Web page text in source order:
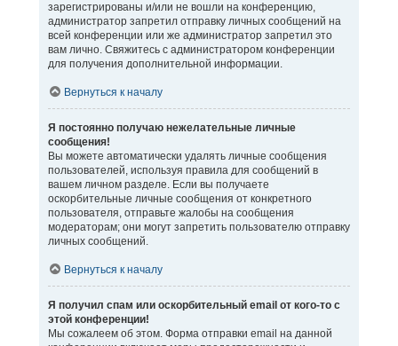
зарегистрированы и/или не вошли на конференцию,
администратор запретил отправку личных сообщений на
всей конференции или же администратор запретил это
вам лично. Свяжитесь с администратором конференции
для получения дополнительной информации.
Вернуться к началу
Я постоянно получаю нежелательные личные
сообщения!
Вы можете автоматически удалять личные сообщения
пользователей, используя правила для сообщений в
вашем личном разделе. Если вы получаете
оскорбительные личные сообщения от конкретного
пользователя, отправьте жалобы на сообщения
модераторам; они могут запретить пользователю отправку
личных сообщений.
Вернуться к началу
Я получил спам или оскорбительный email от кого-то с
этой конференции!
Мы сожалеем об этом. Форма отправки email на данной